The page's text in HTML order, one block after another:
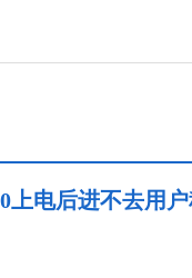
上电后进不去用